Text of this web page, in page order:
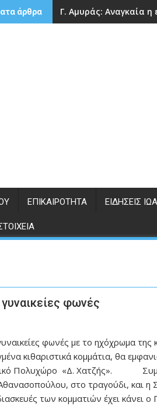
άρθρα Γ. Αμυράς: Αναγκαία η
ΕΠΙΚΑΙΡΌΤΗΤΑ ΕΙΔΉΣΕΙΣ
φωνές
φωνές με το ηχόχρωμα της
κιθαριστικά κομμάτια, θα
Πολυχώρο «Δ. Χατζής».
στο τραγούδι, και
των κομματιών έχει